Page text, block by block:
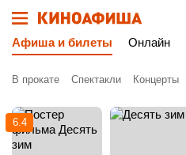
Афиша и билеты Онлайн
В прокате Спектакли Концерты
6.4